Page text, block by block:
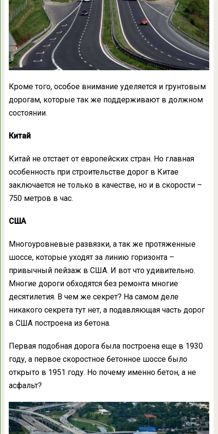
Кроме того, особое внимание уделяется и грунтовым
дорогам, которые так же поддерживают в должном
состоянии.
Китай
Китай не отстает от европейских стран. Но главная
особенность при строительстве дорог в Китае
заключается не только в качестве, но и в скорости –
750 метров в час.
США
Многоуровневые развязки, а так же протяженные
шоссе, которые уходят за линию горизонта –
привычный пейзаж в США. И вот что удивительно.
Многие дороги обходятся без ремонта многие
десятилетия. В чем же секрет? На самом деле
никакого секрета тут нет, а подавляющая часть дорог
в США построена из бетона.
Первая подобная дорога была построена еще в 1930
году, а первое скоростное бетонное шоссе было
открыто в 1951 году. Но почему именно бетон, а не
асфальт?